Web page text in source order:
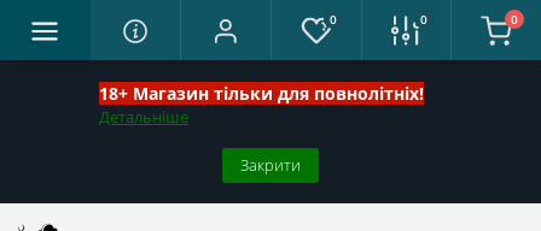
18+ Магазин тільки для повнолітніх!
Детальніше
Закрити
0 0 0